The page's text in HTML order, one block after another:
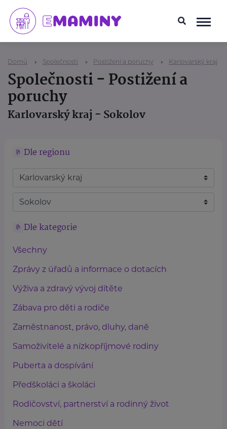
Domů Společnosti Postižení a poruchy Karlovarský kraj
Společnosti - Postižení a
poruchy
Karlovarský kraj - Sokolov
Dle regionu
Dle kategorie
Všechny
Zprávy z úřadů a informace o dotacích
Výživa a zdravý vývoj dítěte
Zábava pro děti a rodiče
Zaměstnanost, právo, dluhy, daně
Samoživitelé a nízkopříjmové rodiny
Puberta a dospívání
Předškoláci a školáci
Rodičovství, partnerství a rodinný život
Nemoci dětí